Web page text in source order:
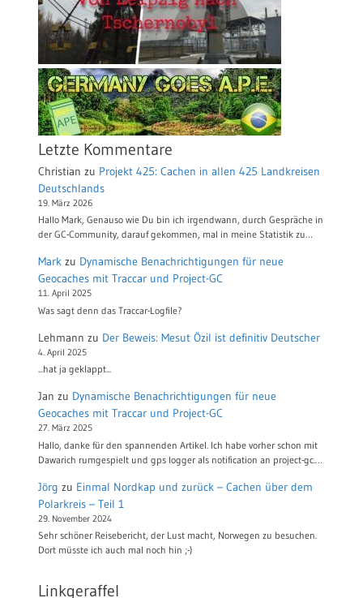
Letzte Kommentare
Christian zu Projekt 425: Cachen in allen 425 Landkreisen
Deutschlands
19. März 2026
Hallo Mark, Genauso wie Du bin ich irgendwann, durch Gespräche in
der GC-Community, darauf gekommen, mal in meine Statistik zu…
Mark zu Dynamische Benachrichtigungen für neue
Geocaches mit Traccar und Project-GC
11. April 2025
Was sagt denn das Traccar-Logfile?
Lehmann zu Der Beweis: Mesut Özil ist definitiv Deutscher
4. April 2025
...hat ja geklappt...
Jan zu Dynamische Benachrichtigungen für neue
Geocaches mit Traccar und Project-GC
27. März 2025
Hallo, danke für den spannenden Artikel. Ich habe vorher schon mit
Dawarich rumgespielt und gps logger als notification an project-gc.…
Jörg zu Einmal Nordkap und zurück – Cachen über dem
Polarkreis – Teil 1
29. November 2024
Sehr schöner Reisebericht, der Lust macht, Norwegen zu besuchen.
Dort müsste ich auch mal noch hin ;-)
Linkgeraffel